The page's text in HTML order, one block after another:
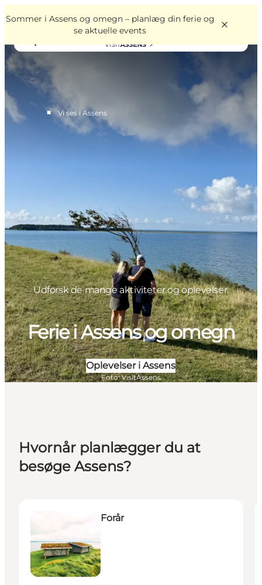
Sommer i Assens og omegn – planlæg din ferie og
se aktuelle events
Overnatning
VisitAssens
Deutsch
■ Vi ses i Assens
Udforsk de mange aktiviteter og oplevelser.
Ferie i Assens og omegn
Oplevelser i Assens
Foto: VisitAssens
Hvornår planlægger du at
besøge Assens?
Forår